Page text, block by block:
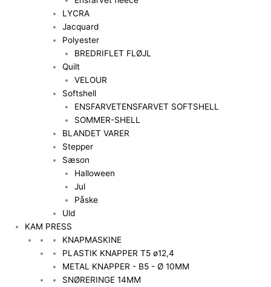
LYCRA
Jacquard
Polyester
BREDRIFLET FLØJL
Quilt
VELOUR
Softshell
ENSFARVETENSFARVET SOFTSHELL
SOMMER-SHELL
BLANDET VARER
Stepper
Sæson
Halloween
Jul
Påske
Uld
KAM PRESS
KNAPMASKINE
PLASTIK KNAPPER T5 ø12,4
METAL KNAPPER - B5 - Ø 10MM
SNØRERINGE 14MM